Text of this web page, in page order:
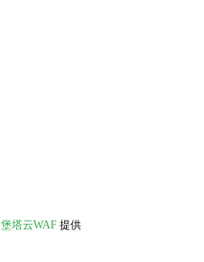
堡塔云WAF 提供